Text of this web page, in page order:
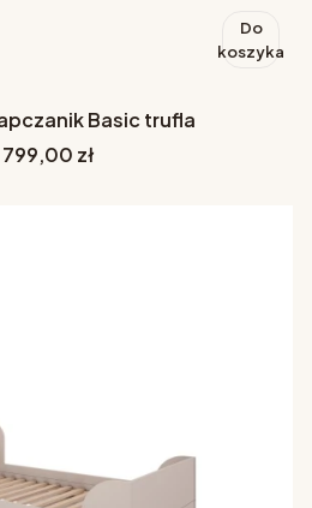
Do
koszyka
Basic trufla
799,00 zł